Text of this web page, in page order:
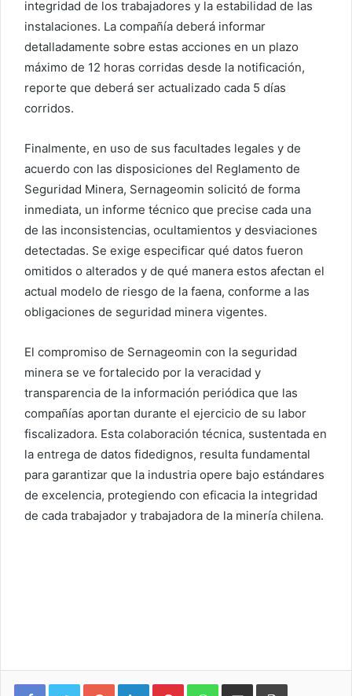
integridad de los trabajadores y la estabilidad de las
instalaciones. La compañía deberá informar
detalladamente sobre estas acciones en un plazo
máximo de 12 horas corridas desde la notificación,
reporte que deberá ser actualizado cada 5 días
corridos.
Finalmente, en uso de sus facultades legales y de
acuerdo con las disposiciones del Reglamento de
Seguridad Minera, Sernageomin solicitó de forma
inmediata, un informe técnico que precise cada una
de las inconsistencias, ocultamientos y desviaciones
detectadas. Se exige especificar qué datos fueron
omitidos o alterados y de qué manera estos afectan el
actual modelo de riesgo de la faena, conforme a las
obligaciones de seguridad minera vigentes.
El compromiso de Sernageomin con la seguridad
minera se ve fortalecido por la veracidad y
transparencia de la información periódica que las
compañías aportan durante el ejercicio de su labor
fiscalizadora. Esta colaboración técnica, sustentada en
la entrega de datos fidedignos, resulta fundamental
para garantizar que la industria opere bajo estándares
de excelencia, protegiendo con eficacia la integridad
de cada trabajador y trabajadora de la minería chilena.
Google+ LinkedIn Pinterest WhatsApp